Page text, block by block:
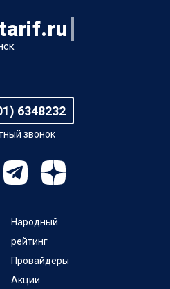
6348232
звонок
Народный
рейтинг
Провайдеры
Акции